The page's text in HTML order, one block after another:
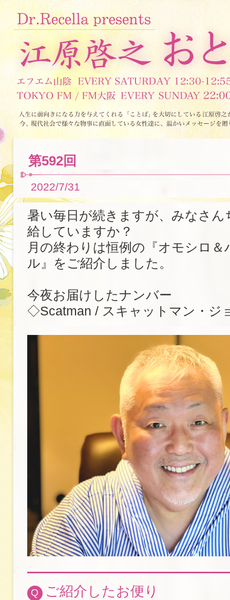
第592回
2022/7/31
暑い毎日が続きますが、みなさん
給していますか？
月の終わりは恒例の『オモシロ＆
ル』をご紹介しました。
今夜お届けしたナンバー
◇Scatman / スキャットマン・ジ
Q ご紹介したお便り